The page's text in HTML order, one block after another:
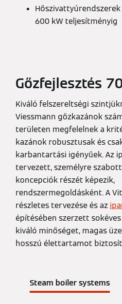
600 kW teljesítményig
Gőzfejlesztés
Kiváló felszereltségi
Viessmann gőzkazánok
területen megfelelnek a
kazánok robusztusak és
karbantartási igényűek. Az
tervezett, személyre
koncepciók részét képezik,
rendszermegoldásként. A
részletes tervezése és az
építésében szerzett
kiváló minőséget, magas
hosszú élettartamot
Steam boiler systems